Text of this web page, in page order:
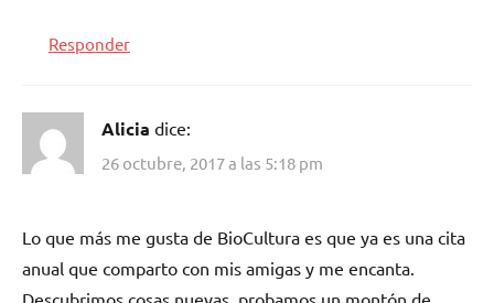
Responder
Alicia dice:
26 octubre, 2017 a las 5:18 pm
Lo que más me gusta de BioCultura es que ya es una cita
anual que comparto con mis amigas y me encanta.